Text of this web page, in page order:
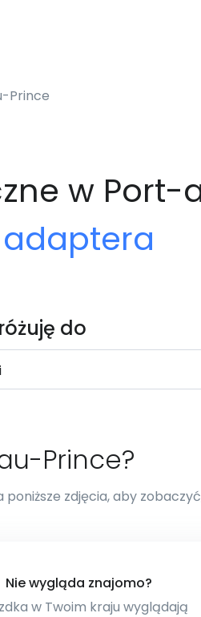
Prince
w Port-
adaptera
do
Prince?
zdjęcia, aby
Nie wygląda znajomo?
w Twoim kraju wyglądają